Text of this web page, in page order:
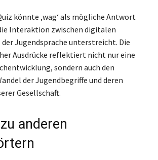
könnte ‚wag‘ als mögliche Antwort
Interaktion zwischen digitalen
Jugendsprache unterstreicht. Die
Ausdrücke reflektiert nicht nur eine
sondern auch den
der Jugendbegriffe und deren
Gesellschaft.
anderen